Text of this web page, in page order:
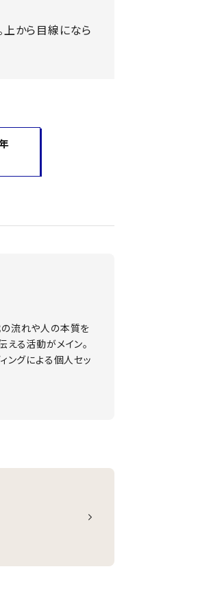
上から目線になら
流れや人の本質を
る活動がメイン。
ングによる個人セッ